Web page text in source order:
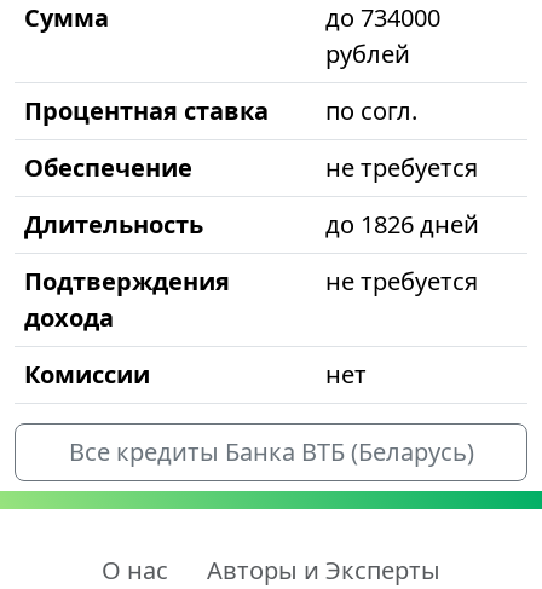
Сумма
до 734000
рублей
Процентная ставка
по согл.
Обеспечение
не требуется
Длительность
до 1826 дней
Подтверждения
дохода
не требуется
Комиссии нет
Все кредиты Банка ВТБ (Беларусь)
О нас
Авторы и Эксперты